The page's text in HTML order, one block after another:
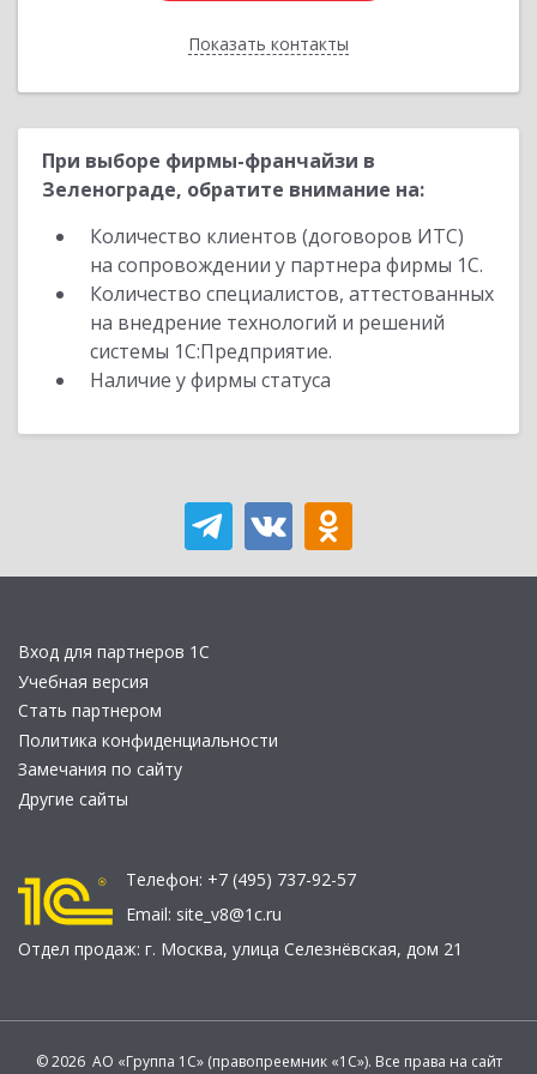
Показать контакты
Назад
При выборе фирмы-франчайзи в
Зеленограде, обратите внимание на:
Количество клиентов (договоров ИТС)
на сопровождении у партнера фирмы 1С.
Количество специалистов, аттестованных
на внедрение технологий и решений
системы 1С:Предприятие.
Наличие у фирмы статуса
Вход для партнеров 1С
Учебная версия
Стать партнером
Политика конфиденциальности
Замечания по сайту
Другие сайты
Телефон: +7 (495) 737-92-57
Email: site_v8@1c.ru
Отдел продаж: г. Москва, улица Селезнёвская, дом 21
© 2026 АО «Группа 1С» (правопреемник «1С»). Все права на сайт